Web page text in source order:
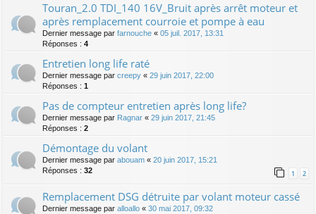
Touran_2.0 TDI_140 16V_Bruit après arrêt moteur et
après remplacement courroie et pompe à eau
Dernier message par farnouche « 05 juil. 2017, 13:31
Réponses : 4
Entretien long life raté
Dernier message par creepy « 29 juin 2017, 22:00
Réponses : 1
Pas de compteur entretien après long life?
Dernier message par Ragnar « 29 juin 2017, 21:45
Réponses : 2
Démontage du volant
Dernier message par abouam « 20 juin 2017, 15:21
Réponses : 32 1 2
Remplacement DSG détruite par volant moteur cassé
Dernier message par alloallo « 30 mai 2017, 09:32